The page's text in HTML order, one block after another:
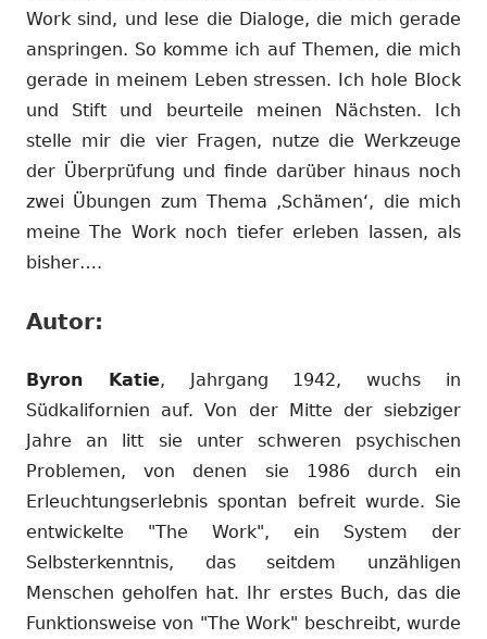
Work sind, und lese die Dialoge, die mich gerade
anspringen. So komme ich auf Themen, die mich
gerade in meinem Leben stressen. Ich hole Block
und Stift und beurteile meinen Nächsten. Ich
stelle mir die vier Fragen, nutze die Werkzeuge
der Überprüfung und finde darüber hinaus noch
zwei Übungen zum Thema ‚Schämen‘, die mich
meine The Work noch tiefer erleben lassen, als
bisher….
Autor:
Byron Katie, Jahrgang 1942, wuchs in
Südkalifornien auf. Von der Mitte der siebziger
Jahre an litt sie unter schweren psychischen
Problemen, von denen sie 1986 durch ein
Erleuchtungserlebnis spontan befreit wurde. Sie
entwickelte "The Work", ein System der
Selbsterkenntnis, das seitdem unzähligen
Menschen geholfen hat. Ihr erstes Buch, das die
Funktionsweise von "The Work" beschreibt, wurde